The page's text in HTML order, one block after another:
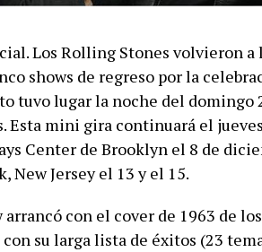
Los Rolling Stones volvieron
shows de regreso por la
tuvo lugar la noche del domingo
Esta mini gira continuará el
Center de Brooklyn el 8 de
New Jersey el 13 y el 15.
con el cover de 1963 de
su larga lista de éxitos (23